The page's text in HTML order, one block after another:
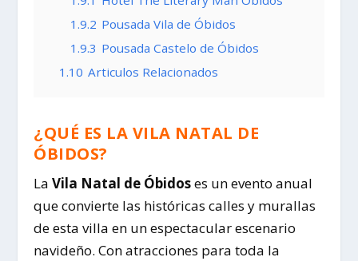
1.9.2 Pousada Vila de Óbidos
1.9.3 Pousada Castelo de Óbidos
1.10 Articulos Relacionados
¿ QUÉ ES LA VILA NATAL DE
ÓBIDOS?
LaVila Natal de Óbidoses un evento anual
que convierte las históricas calles y murallas
de esta villa en un espectacular escenario
navideño. Con atracciones para toda la